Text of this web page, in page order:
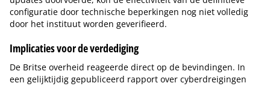
configuratie door technische beperkingen nog niet volledig
door het instituut worden geverifieerd.
Implicaties voor de verdediging
De Britse overheid reageerde direct op de bevindingen. In
een gelijktijdig gepubliceerd rapport over cyberdreigingen